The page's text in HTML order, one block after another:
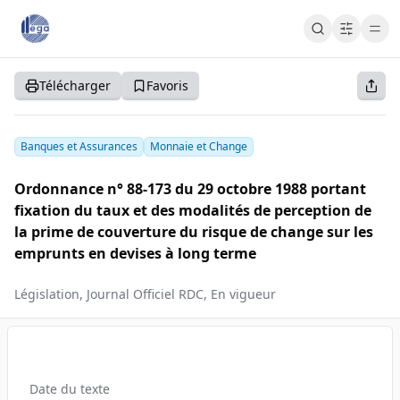
Cart Cart
Accueil
S'abonner
S'inscrire
Se connecter
Télécharger Favoris
Banques et Assurances Monnaie et Change
Ordonnance n° 88-173 du 29 octobre 1988 portant
fixation du taux et des modalités de perception de
la prime de couverture du risque de change sur les
emprunts en devises à long terme
Législation, Journal Officiel RDC, En vigueur
Date du texte